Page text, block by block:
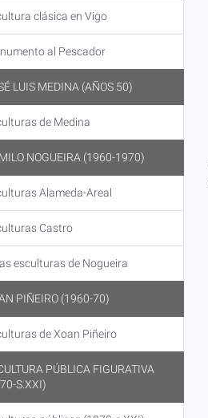
clásica en Vigo
al Pescador
LUIS MEDINA (AÑOS 50)
de Medina
NOGUEIRA (1960-1970)
Alameda-Areal
Castro
esculturas de Nogueira
PIÑEIRO (1960-70)
de Xoan Piñeiro
PÚBLICA FIGURATIVA
S.XXI)